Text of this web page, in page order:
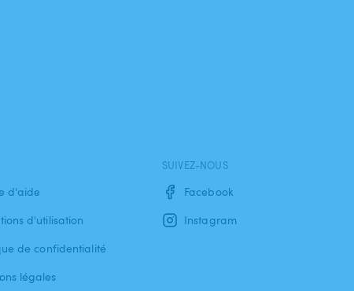
d'aide
d'utilisation
de confidentialité
légales
SUIVEZ-NOUS
Facebook
Instagram